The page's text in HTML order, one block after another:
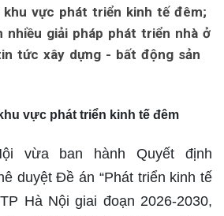
khu vực phát triển kinh tế đêm;
nhiều giải pháp phát triển nhà ở
tức xây dựng - bất động sản
vực phát triển kinh tế đêm
vừa ban hành Quyết định
duyệt Đề án “Phát triển kinh tế
Hà Nội giai đoạn 2026-2030,